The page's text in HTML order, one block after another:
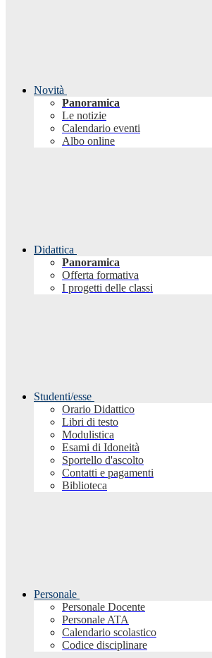
Novità
Panoramica
Le notizie
Calendario eventi
Albo online
Didattica
Panoramica
Offerta formativa
I progetti delle classi
Studenti/esse
Orario Didattico
Libri di testo
Modulistica
Esami di Idoneità
Sportello d'ascolto
Contatti e pagamenti
Biblioteca
Personale
Personale Docente
Personale ATA
Calendario scolastico
Codice disciplinare